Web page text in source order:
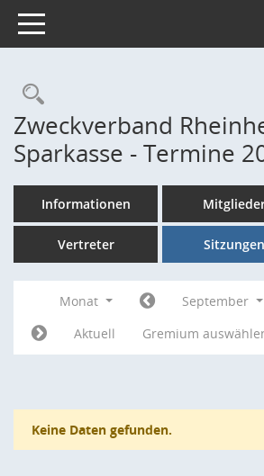
Toggle navigation
Rechercheauswahl
Zweckverband
Sparkasse - Termine
Informationen
Vertreter Sitzungen
Monat September
Aktuell
Gremium
Keine Daten gefunden.